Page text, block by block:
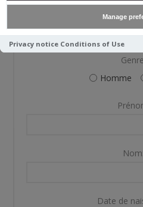
Manage
Privacy notice Conditions of Use
VOS
Homme
Nom:
Date de